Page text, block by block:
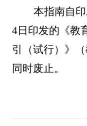
本指南自印
4日印发的《教
引（试行）》（
同时废止。